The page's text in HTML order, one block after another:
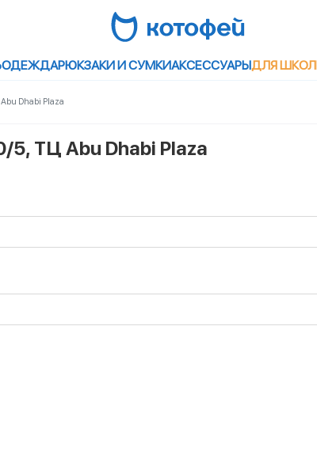
ОДЕЖДАРЮКЗАКИ И СУМКИАКСЕССУАРЫДЛЯ
Dhabi Plaza
5, ТЦ Abu Dhabi Plaza